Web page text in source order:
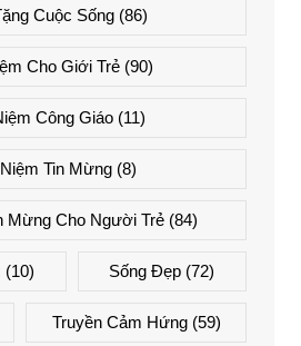
Cuộc Sống(86)
Cho Giới Trẻ (90)
Công Giáo(11)
Tin Mừng (8)
Mừng Cho Người Trẻ (84)
(10) Sống Đẹp (72)
Truyền Cảm Hứng(59)